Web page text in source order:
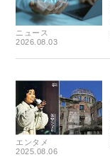
ニュース
2026.08.03
エンタメ
2025.08.06